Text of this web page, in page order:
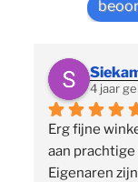
4 jaar
Erg fijne
aan
Eigenaren